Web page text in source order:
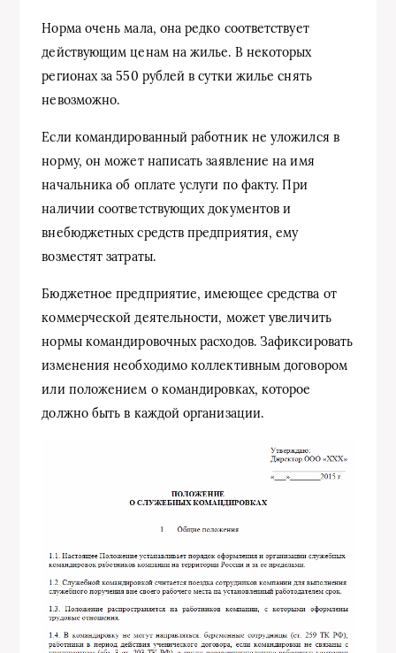
Норма очень мала, она редко соответствует
действующим ценам на жилье. В некоторых
регионах за 550 рублей в сутки жилье снять
невозможно.
Если командированный работник не уложился в
норму, он может написать заявление на имя
начальника об оплате услуги по факту. При
наличии соответствующих документов и
внебюджетных средств предприятия, ему
возместят затраты.
Бюджетное предприятие, имеющее средства от
коммерческой деятельности, может увеличить
нормы командировочных расходов. Зафиксировать
изменения необходимо коллективным договором
или положением о командировках, которое
должно быть в каждой организации.